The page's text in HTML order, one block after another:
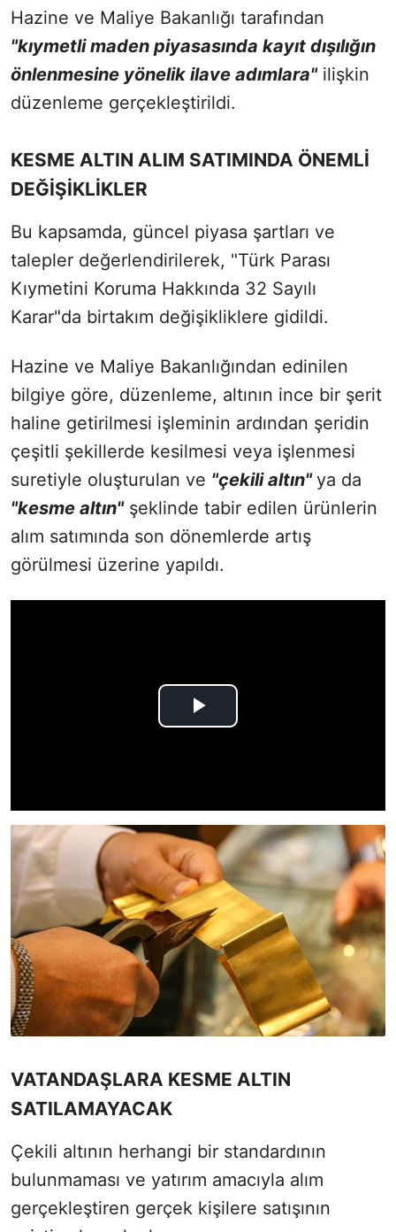
Hazine ve Maliye Bakanlığı tarafından
"kıymetli maden piyasasında kayıt dışılığın
önlenmesine yönelik ilave adımlara"ilişkin
düzenleme gerçekleştirildi.
KESME ALTIN ALIM SATIMINDA ÖNEMLİ
DEĞİŞİKLİKLER
Bu kapsamda, güncel piyasa şartları ve
talepler değerlendirilerek, "Türk Parası
Kıymetini Koruma Hakkında 32 Sayılı
Karar"da birtakım değişikliklere gidildi.
Hazine ve Maliye Bakanlığından edinilen
bilgiye göre, düzenleme, altının ince bir şerit
haline getirilmesi işleminin ardından şeridin
çeşitli şekillerde kesilmesi veya işlenmesi
suretiyle oluşturulan ve "çekili altın" ya da
"kesme altın"şeklinde tabir edilen ürünlerin
alım satımında son dönemlerde artış
görülmesi üzerine yapıldı.
VATANDAŞLARA KESME ALTIN
SATILAMAYACAK
Çekili altının herhangi bir standardının
bulunmaması ve yatırım amacıyla alım
gerçekleştiren gerçek kişilere satışının